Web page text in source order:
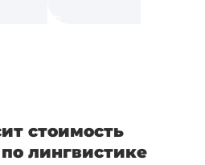
В
стоимость
лингвистике